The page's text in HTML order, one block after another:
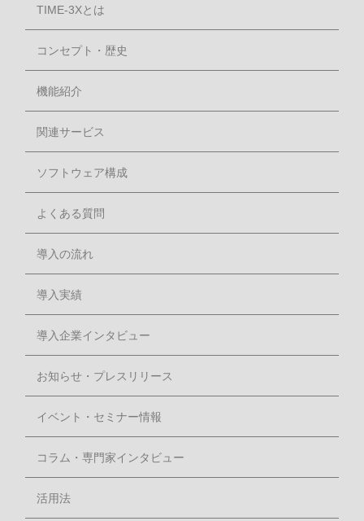
TIME-3Xとは
コンセプト・歴史
機能紹介
関連サービス
ソフトウェア構成
よくある質問
導入の流れ
導入実績
導入企業インタビュー
お知らせ・プレスリリース
イベント・セミナー情報
コラム・専門家インタビュー
活用法